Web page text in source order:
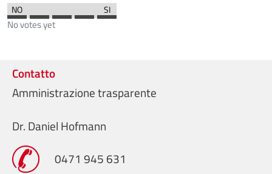
No votes yet
Contatto
Amministrazione trasparente
Dr. Daniel Hofmann
0471 945 631